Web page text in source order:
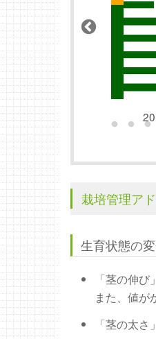
2018/11/12
栽培管理ア
生育状態の
「茎の伸
また、値が
「茎の太